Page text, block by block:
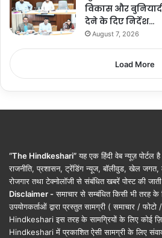
विकास और
देने के दिए निर्देश…
August 7, 2026
Load More
“The Hindkeshari”यह एक हिंदी वेब न्यूज़ पोर्टल
राजनीति, प्रशासन, ट्रेंडिंग न्यूज, बॉलीवुड, खेल
रोजगार तथा टेक्नोलॉजी से संबंधित खबरें पोस्ट की
Disclaimer - समाचार से सम्बंधित किसी भी तरह
उपयोगकर्ताओं द्वारा प्रस्तुत सामग्री ( समाचार /
Hindkeshari इस तरह के सामग्रियों के लिए कोई
Hindkeshari में प्रकाशित ऐसी सामग्री के लिए